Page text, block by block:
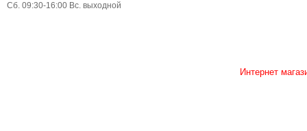
Сб. 09:30-16:00 Вс. выходной
Интернет